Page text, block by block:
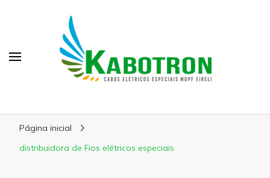
Página inicial
distribuidora de Fios elétricos especiais